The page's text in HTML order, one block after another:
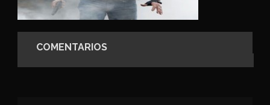
COMENTARIOS